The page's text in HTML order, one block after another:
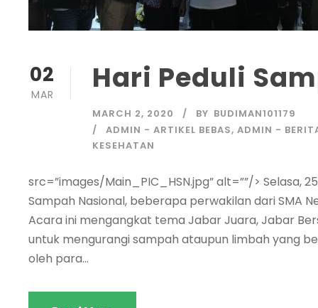
02
MAR Hari Peduli
MARCH 2, 2020 BY BUDIMAN101179
ADMIN - ARTIKEL BEBAS, ADMIN -
KESEHATAN
src=”images/Main_PIC_HSN.jpg” alt=””/> Selasa,
Sampah Nasional, beberapa perwakilan dari SMA
Acara ini mengangkat tema Jabar Juara, Jabar
untuk mengurangi sampah ataupun limbah yang
oleh para...